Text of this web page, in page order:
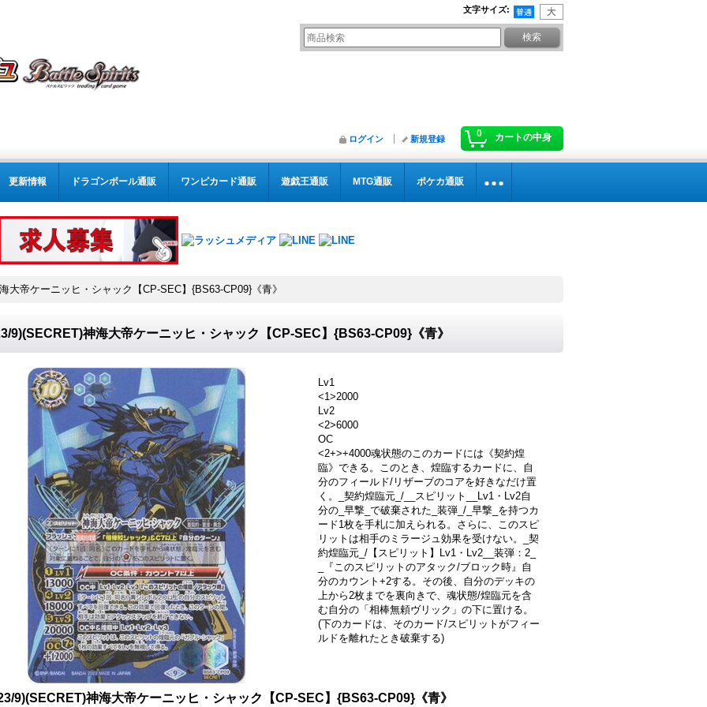
文字サイズ:
0 カートの中身
ログイン 新規登録
更新情報 ドラゴンボール通販 ワンピカード通販 遊戯王通販 MTG通販 ポケカ通販
大帝ケーニッヒ・シャック【CP-SEC】{BS63-CP09}《青》
9)(SECRET)神海大帝ケーニッヒ・シャック【CP-SEC】{BS63-CP09}《青》
Lv1
<1>2000
Lv2
<2>6000
OC
<2+>+4000魂状態のこのカードには《契約煌
臨》できる。このとき、煌臨するカードに、自
分のフィールド/リザーブのコアを好きなだけ置
く。_契約煌臨元_/__スピリット__Lv1・Lv2自
分の_早撃_で破棄された_装弾_/_早撃_を持つカ
ード1枚を手札に加えられる。さらに、このスピ
リットは相手のミラージュ効果を受けない。_契
約煌臨元_/【スピリット】Lv1・Lv2__装弾：2_
_『このスピリットのアタック/ブロック時』自
分のカウント+2する。その後、自分のデッキの
上から2枚までを裏向きで、魂状態/煌臨元を含
む自分の「相棒無頼ヴリック」の下に置ける。
(下のカードは、そのカード/スピリットがフィー
ルドを離れたとき破棄する)
9)(SECRET)神海大帝ケーニッヒ・シャック【CP-SEC】{BS63-CP09}《青》